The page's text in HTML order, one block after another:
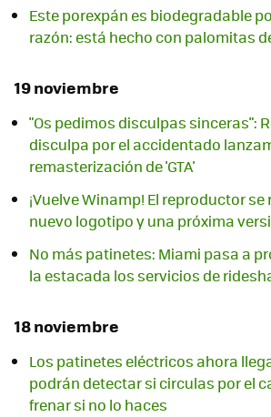
Este porexpán es biodegradable
razón: está hecho con palomitas
19 noviembre
"Os pedimos disculpas sinceras":
disculpa por el accidentado
remasterización de 'GTA'
¡Vuelve Winamp! El reproductor
nuevo logotipo y una próxima
No más patinetes: Miami pasa a
la estacada los servicios de
18 noviembre
Los patinetes eléctricos ahora
podrán detectar si circulas por el
frenar si no lo haces